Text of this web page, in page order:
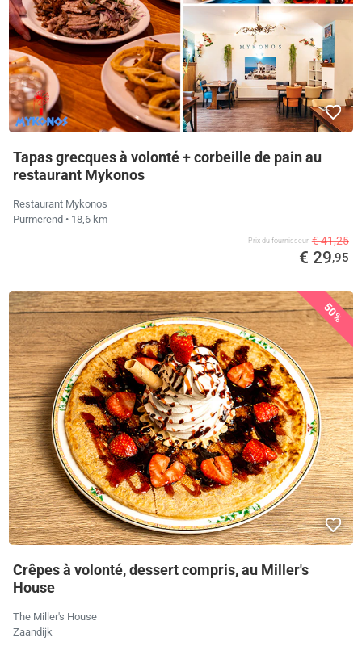
Tapas grecques à volonté + corbeille de pain au
restaurant Mykonos
Restaurant Mykonos
Purmerend • 18,6 km
Prix ​​du fournisseur € 41,25
€ 29,95
50%
Crêpes à volonté, dessert compris, au Miller's
House
The Miller's House
Zaandijk